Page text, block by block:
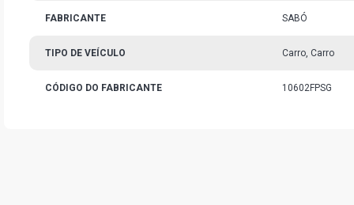
FABRICANTE SABÓ
TIPO DE VEÍCULO Carro, Carro
CÓDIGO DO FABRICANTE 10602FPSG